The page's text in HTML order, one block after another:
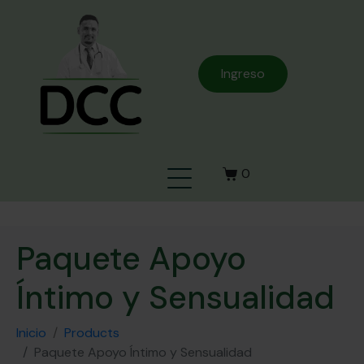
Ingreso
0
Paquete Apoyo
Íntimo y Sensualidad
Inicio
Products
Paquete Apoyo Íntimo y Sensualidad